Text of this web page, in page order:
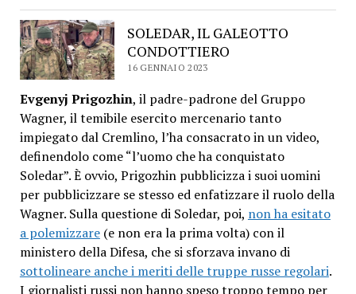
SOLEDAR, IL GALEOTTO
CONDOTTIERO
16 GENNAIO 2023
Evgenyj Prigozhin, il padre-padrone del Gruppo
Wagner, il temibile esercito mercenario tanto
impiegato dal Cremlino, l’ha consacrato in un video,
definendolo come “l’uomo che ha conquistato
Soledar”. È ovvio, Prigozhin pubblicizza i suoi uomini
per pubblicizzare se stesso ed enfatizzare il ruolo della
Wagner. Sulla questione di Soledar, poi, non ha esitato
a polemizzare(e non era la prima volta) con il
ministero della Difesa, che si sforzava invano di
sottolineare anche i meriti delle truppe russe regolari.
I giornalisti russi non hanno speso troppo tempo per